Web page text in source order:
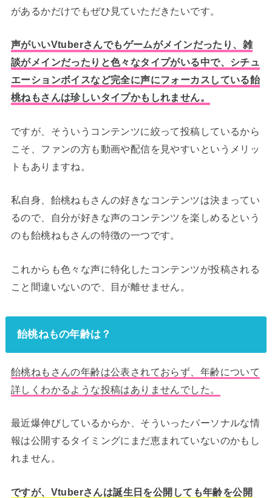
があるかだけでもぜひ見ていただきたいです。
声がいいVtuberさんでもゲームがメインだったり、雑
談がメインだったりと色々なタイプがいる中で、シチュ
エーションボイスなど完全に声にフォーカスしている飴
桃ねもさんは珍しいタイプかもしれません。
ですが、そういうコンテンツに絞って投稿しているから
こそ、ファンの方も動画や配信を見やすいというメリッ
トもありますね。
私自身、飴桃ねもさんの好きなコンテンツは決まってい
るので、自分が好きな声のコンテンツを楽しめるという
のも飴桃ねもさんの特徴の一つです。
これからも色々な声に特化したコンテンツが投稿される
こと間違いないので、目が離せません。
飴桃ねもの年齢は？
飴桃ねもさんの年齢は公表されておらず、年齢について
詳しくわかるような投稿はありませんでした。
最近爆伸びしているからか、そういったパーソナルな情
報は公開するタイミングにまだ恵まれていないのかもし
れません。
ですが、Vtuberさんは誕生日を公開しても年齢を公開